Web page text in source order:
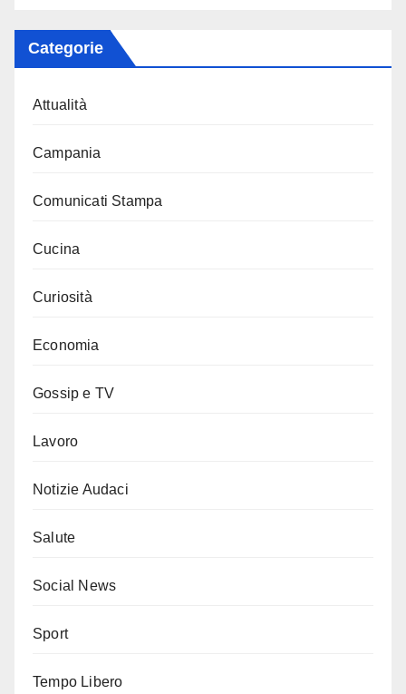
Categorie
Attualità
Campania
Comunicati Stampa
Cucina
Curiosità
Economia
Gossip e TV
Lavoro
Notizie Audaci
Salute
Social News
Sport
Tempo Libero